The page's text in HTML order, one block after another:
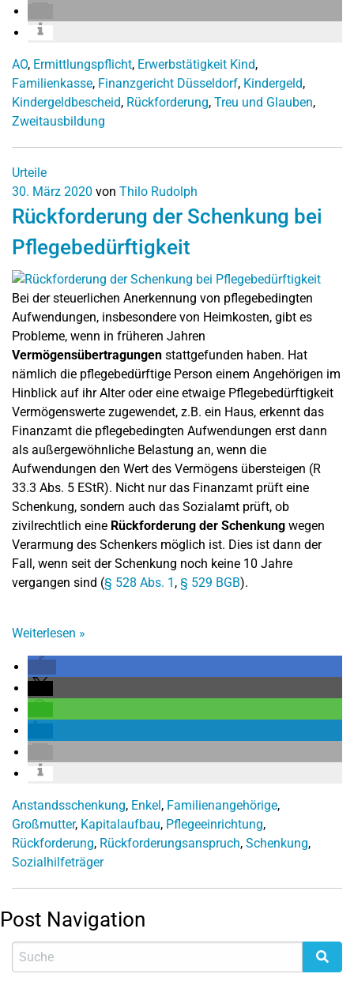
AO, Ermittlungspflicht, Erwerbstätigkeit Kind,
Familienkasse, Finanzgericht Düsseldorf, Kindergeld,
Kindergeldbescheid, Rückforderung, Treu und Glauben,
Zweitausbildung
Urteile
30. März 2020 von Thilo Rudolph
Rückforderung der Schenkung bei
Pflegebedürftigkeit
Bei der steuerlichen Anerkennung von pflegebedingten
Aufwendungen, insbesondere von Heimkosten, gibt es
Probleme, wenn in früheren Jahren
Vermögensübertragungen stattgefunden haben. Hat
nämlich die pflegebedürftige Person einem Angehörigen im
Hinblick auf ihr Alter oder eine etwaige Pflegebedürftigkeit
Vermögenswerte zugewendet, z.B. ein Haus, erkennt das
Finanzamt die pflegebedingten Aufwendungen erst dann
als außergewöhnliche Belastung an, wenn die
Aufwendungen den Wert des Vermögens übersteigen (R
33.3 Abs. 5 EStR). Nicht nur das Finanzamt prüft eine
Schenkung, sondern auch das Sozialamt prüft, ob
zivilrechtlich eine Rückforderung der Schenkung wegen
Verarmung des Schenkers möglich ist. Dies ist dann der
Fall, wenn seit der Schenkung noch keine 10 Jahre
vergangen sind (§ 528 Abs. 1 , § 529 BGB).
Weiterlesen »
Anstandsschenkung, Enkel, Familienangehörige,
Großmutter, Kapitalaufbau, Pflegeeinrichtung,
Rückforderung, Rückforderungsanspruch, Schenkung,
Sozialhilfeträger
Post Navigation